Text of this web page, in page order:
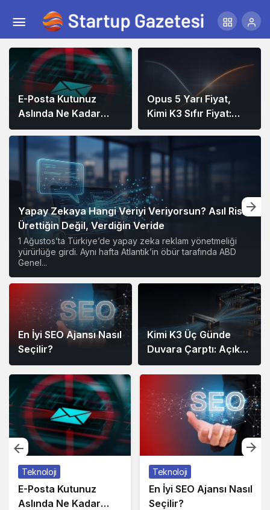
Yapay Zekaya Hangi Veriyi Veriyorsun? Asıl Risk
Ürettiğin Değil, Verdiğin Veride
1 Ağustos’ta Türkiye’de yapay zeka reklam yönetmeliği
yürürlüğe girdi. Aynı hafta Atlantik’in öbür tarafında ABD
Genel...
E-Posta Kutunuz
Aslında Ne Kadar
Güvenli?
En İyi SEO Ajansı Nasıl
Seçilir?
Opus 5 Yarı Fiyat,
Kimi K3 Sıfır Fiyat:
Model Artık Rekabet
Kimi K3 Üç Günde
Duvara Çarptı: Açık
Model Yarışında Asıl
Rekabet Zekâ Değil,
Dağıtım
Teknoloji
E-Posta Kutunuz
Aslında Ne Kadar
Teknoloji
En İyi SEO Ajansı Nasıl
Seçilir?